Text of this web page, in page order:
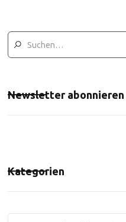
Newsletter abonnieren
Kategorien